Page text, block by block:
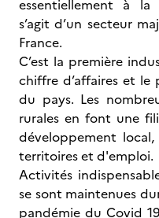
essentiellement à la
s’agit d’un secteur
France.
C’est la première
chiffre d’affaires et le
du pays. Les
rurales en font une
développement
territoires et d'emploi.
Activités
se sont maintenues
pandémie du Covid